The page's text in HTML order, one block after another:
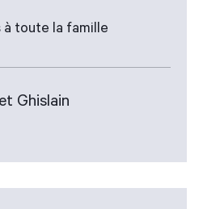
à toute la famille
Ghislain